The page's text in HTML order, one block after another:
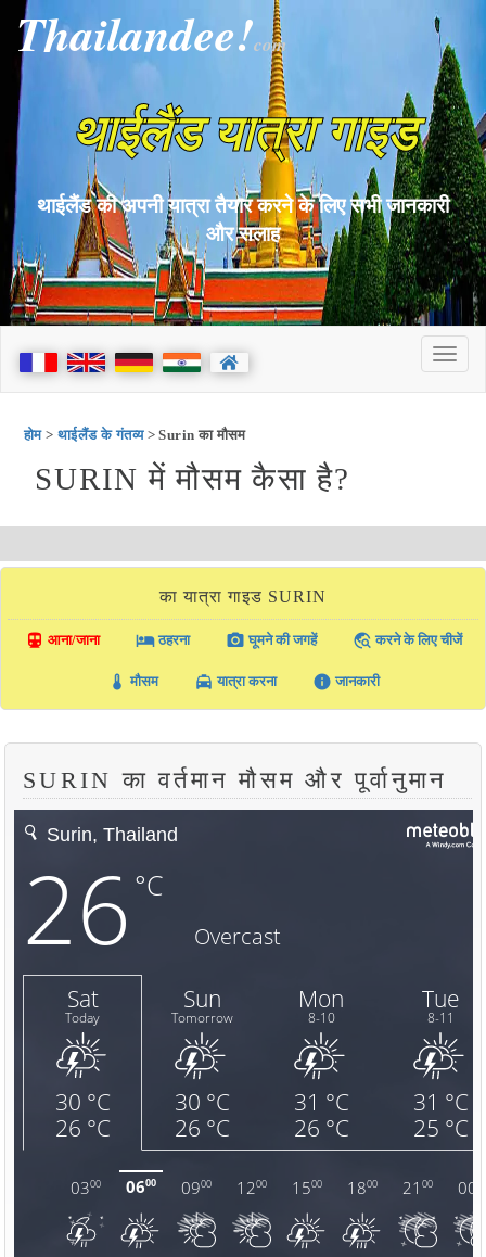
Thailandee!com
थाईलैंड यात्रा गाइड
थाईलैंड की अपनी यात्रा तैयार करने के लिए सभी जानकारी
और सलाह
होम>थाईलैंड के गंतव्य> Surin का मौसम
SURIN में मौसम कैसा है?
का यात्रा गाइड SURIN
directions_transit आना/जाना local_hotelठहरना photo_camera घूमने की जगहें travel_explore करने के लिए चीजें
thermostat मौसम local_taxi यात्रा करना info जानकारी
SURIN का वर्तमान मौसम और पूर्वानुमान